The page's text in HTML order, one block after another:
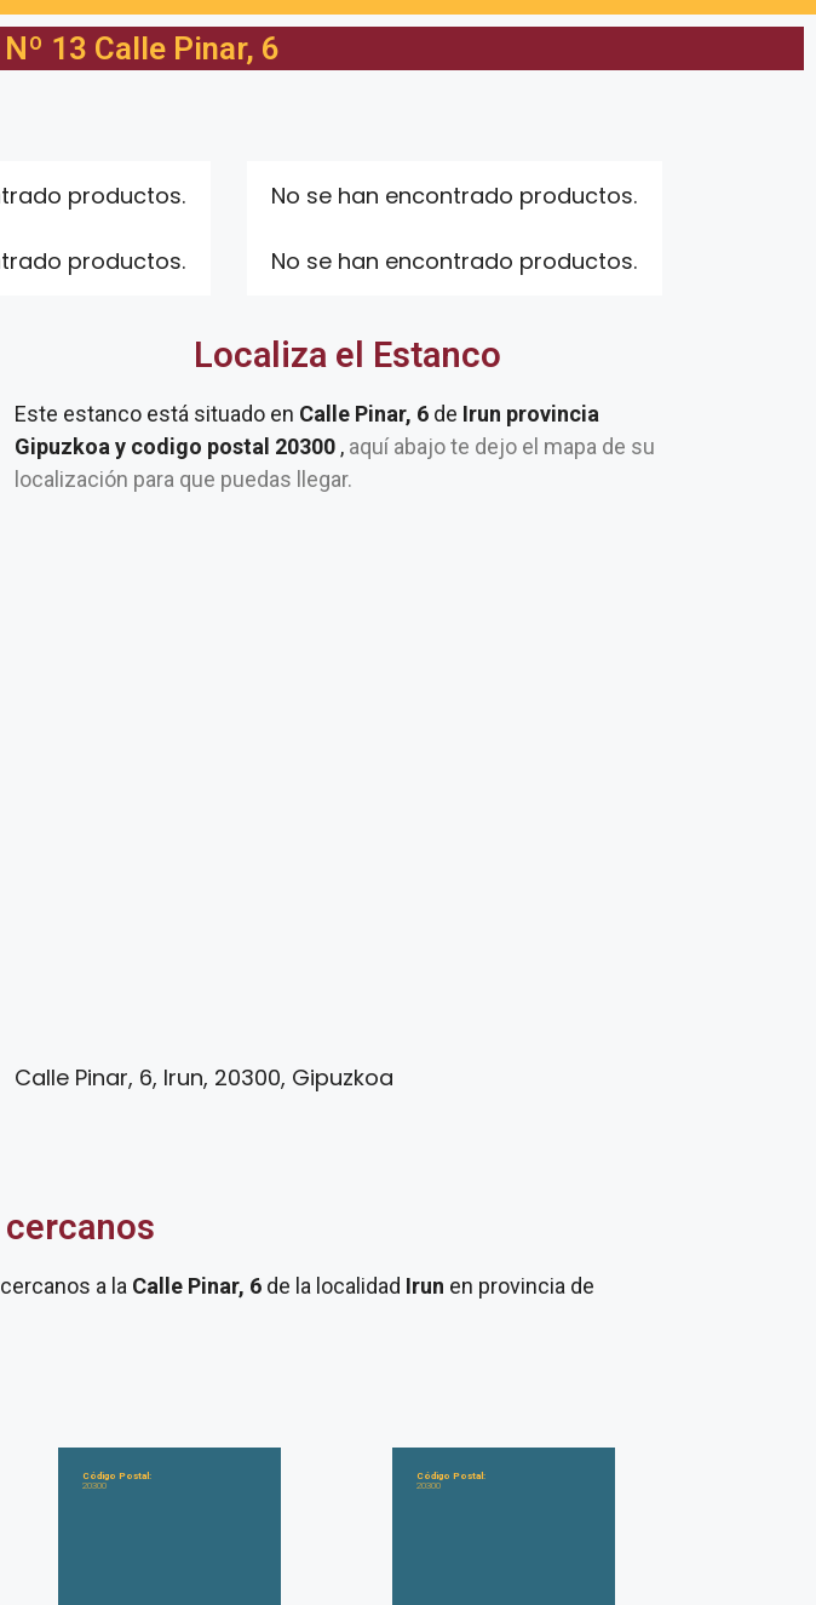
13 Calle Pinar, 6
productos.
productos.
No se han encontrado productos.
No se han encontrado productos.
Localiza el Estanco
Este estanco está situado en Calle Pinar, 6 de Irun provincia
Gipuzkoa y codigo postal 20300 , aquí abajo te dejo el mapa de su
localización para que puedas llegar.
Calle Pinar, 6, Irun, 20300, Gipuzkoa
a la Calle Pinar, 6 de la localidad Irun en provincia de
Código Postal:
20300
Código Postal:
20300